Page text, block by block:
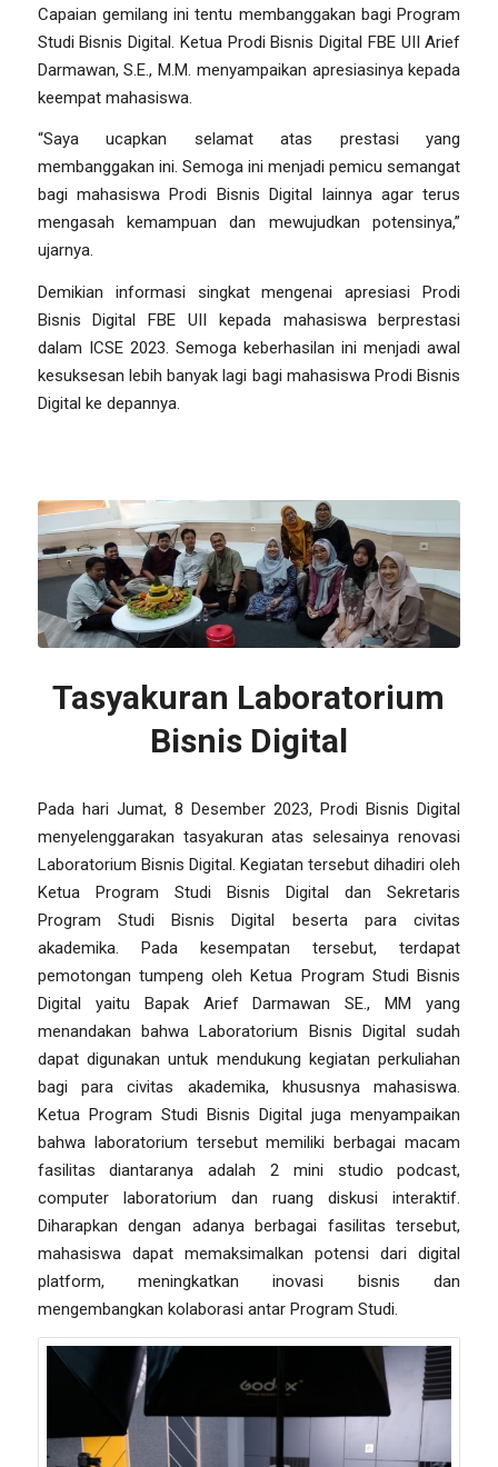
Capaian gemilang ini tentu membanggakan bagi Program
Studi Bisnis Digital. Ketua Prodi Bisnis Digital FBE UII Arief
Darmawan, S.E., M.M. menyampaikan apresiasinya kepada
keempat mahasiswa.
“Saya ucapkan selamat atas prestasi yang
membanggakan ini. Semoga ini menjadi pemicu semangat
bagi mahasiswa Prodi Bisnis Digital lainnya agar terus
mengasah kemampuan dan mewujudkan potensinya,”
ujarnya.
Demikian informasi singkat mengenai apresiasi Prodi
Bisnis Digital FBE UII kepada mahasiswa berprestasi
dalam ICSE 2023. Semoga keberhasilan ini menjadi awal
kesuksesan lebih banyak lagi bagi mahasiswa Prodi Bisnis
Digital ke depannya.
Tasyakuran Laboratorium
Bisnis Digital
Pada hari Jumat, 8 Desember 2023, Prodi Bisnis Digital
menyelenggarakan tasyakuran atas selesainya renovasi
Laboratorium Bisnis Digital. Kegiatan tersebut dihadiri oleh
Ketua Program Studi Bisnis Digital dan Sekretaris
Program Studi Bisnis Digital beserta para civitas
akademika. Pada kesempatan tersebut, terdapat
pemotongan tumpeng oleh Ketua Program Studi Bisnis
Digital yaitu Bapak Arief Darmawan SE., MM yang
menandakan bahwa Laboratorium Bisnis Digital sudah
dapat digunakan untuk mendukung kegiatan perkuliahan
bagi para civitas akademika, khususnya mahasiswa.
Ketua Program Studi Bisnis Digital juga menyampaikan
bahwa laboratorium tersebut memiliki berbagai macam
fasilitas diantaranya adalah 2 mini studio podcast,
computer laboratorium dan ruang diskusi interaktif.
Diharapkan dengan adanya berbagai fasilitas tersebut,
mahasiswa dapat memaksimalkan potensi dari digital
platform, meningkatkan inovasi bisnis dan
mengembangkan kolaborasi antar Program Studi.